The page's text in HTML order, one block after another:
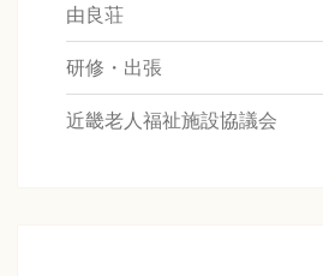
由良荘
研修・出張
近畿老人福祉施設協議会